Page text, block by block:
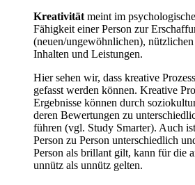
Kreativität meint im
Fähigkeit einer Person zur
(neuen/ungewöhnlichen),
Inhalten und Leistungen.
Hier sehen wir, dass kreative
gefasst werden können. Kreative
Ergebnisse können durch
deren Bewertungen zu
führen (vgl. Study Smarter). Auch
Person zu Person unterschiedlich
Person als brillant gilt, kann für die
unnütz als unnütz gelten.